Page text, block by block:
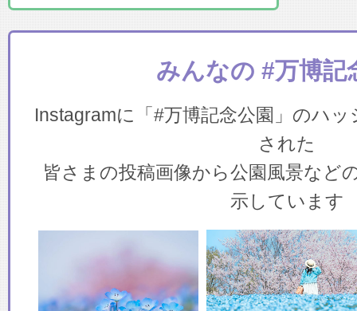
みんなの #万博記
Instagramに「#万博記念公園」のハ
された
皆さまの投稿画像から公園風景など
示しています